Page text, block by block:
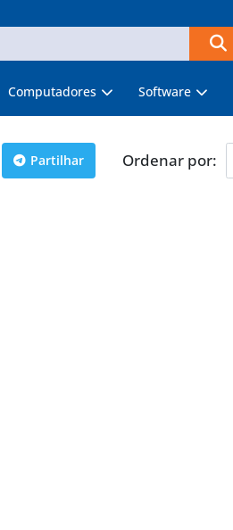
Computadores Software
Partilhar Ordenar por: